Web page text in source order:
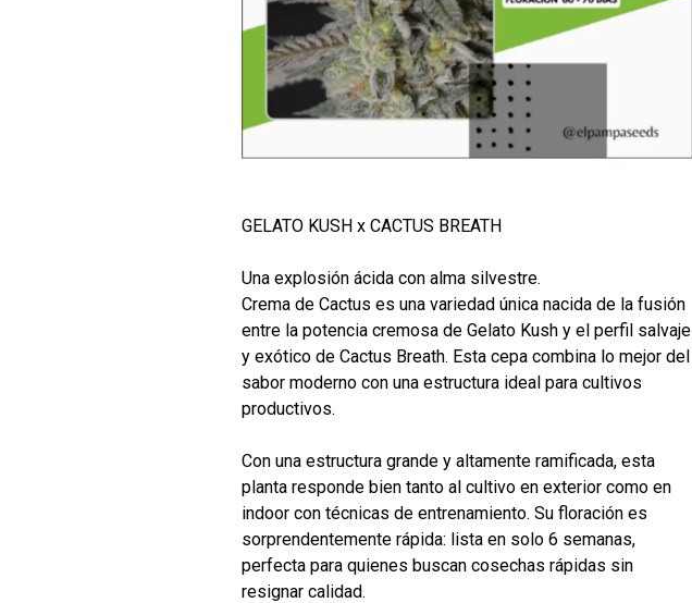
GELATO KUSH x CACTUS BREATH
Una explosión ácida con alma silvestre.
Crema de Cactus es una variedad única nacida de la fusión
entre la potencia cremosa de Gelato Kush y el perfil salvaje
y exótico de Cactus Breath. Esta cepa combina lo mejor del
sabor moderno con una estructura ideal para cultivos
productivos.
Con una estructura grande y altamente ramificada, esta
planta responde bien tanto al cultivo en exterior como en
indoor con técnicas de entrenamiento. Su floración es
sorprendentemente rápida: lista en solo 6 semanas,
perfecta para quienes buscan cosechas rápidas sin
resignar calidad.